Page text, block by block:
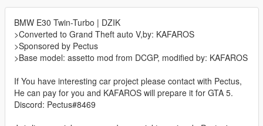
BMW E30 Twin-Turbo | DZIK
>Converted to Grand Theft auto V,by: KAFAROS
>Sponsored by Pectus
>Base model: assetto mod from DCGP, modified by: KAFAROS
If You have interesting car project please contact with Pectus,
He can pay for you and KAFAROS will prepare it for GTA 5.
Discord: Pectus#8469